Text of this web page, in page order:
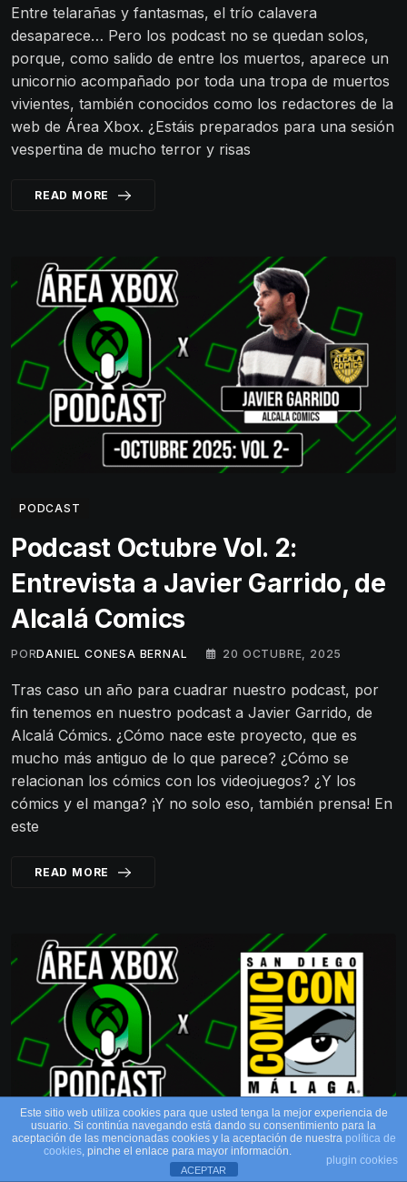
Entre telarañas y fantasmas, el trío calavera
desaparece… Pero los podcast no se quedan solos,
porque, como salido de entre los muertos, aparece un
unicornio acompañado por toda una tropa de muertos
vivientes, también conocidos como los redactores de la
web de Área Xbox. ¿Estáis preparados para una sesión
vespertina de mucho terror y risas
READ MORE
PODCAST
Podcast Octubre Vol. 2:
Entrevista a Javier Garrido, de
Alcalá Comics
PORDANIEL CONESA BERNAL 20 OCTUBRE, 2025
Tras caso un año para cuadrar nuestro podcast, por
fin tenemos en nuestro podcast a Javier Garrido, de
Alcalá Cómics. ¿Cómo nace este proyecto, que es
mucho más antiguo de lo que parece? ¿Cómo se
relacionan los cómics con los videojuegos? ¿Y los
cómics y el manga? ¡Y no solo eso, también prensa! En
este
READ MORE
Este sitio web utiliza cookies para que usted tenga la mejor experiencia de
usuario. Si continúa navegando está dando su consentimiento para la
aceptación de las mencionadas cookies y la aceptación de nuestra política de
cookies, pinche el enlace para mayor información.
plugin cookies
ACEPTAR